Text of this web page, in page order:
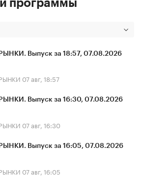
программы
РЫНКИ. Выпуск за 18:57, 07.08.2026
07 авг, 18:57
РЫНКИ. Выпуск за 16:30, 07.08.2026
07 авг, 16:30
РЫНКИ. Выпуск за 16:05, 07.08.2026
07 авг, 16:05